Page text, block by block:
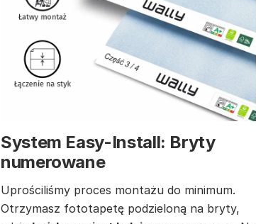
System Easy-Install: Bryty
numerowane
Uprościliśmy proces montażu do minimum.
Otrzymasz fototapetę podzieloną na bryty,